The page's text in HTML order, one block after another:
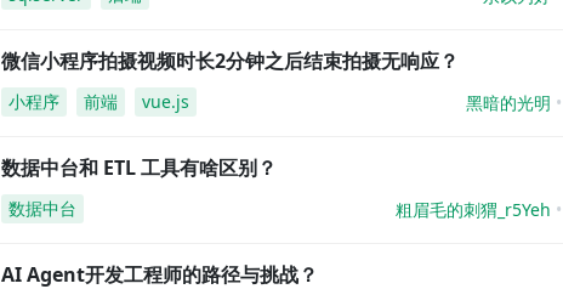
微信小程序拍摄视频时长2分钟之后结束拍摄无响应？
小程序 前端 vue.js 黑暗的光明
数据中台和 ETL 工具有啥区别？
数据中台 粗眉毛的刺猬_r5Yeh
AI Agent开发工程师的路径与挑战？